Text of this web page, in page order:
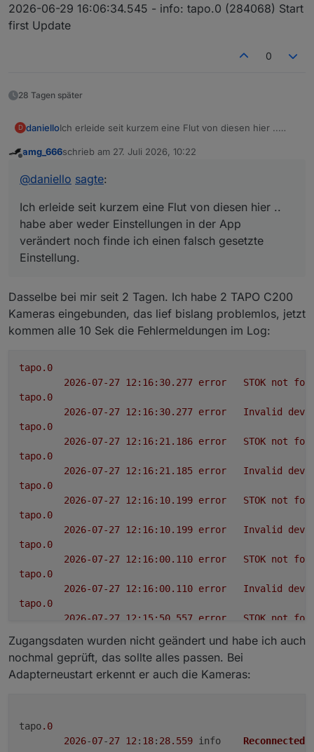
2026-06-29 16:06:34.545 - info: tapo.0 (284068) Start
first Update
0
28 Tagen später
D danielloIch erleide seit kurzem eine Flut von diesen hier ..
noch finde ich einen falsch gesetzte Einstellung.
tapo.0
tapo.0
Offline
amg_666schrieb am 27. Juli 2026, 10:22
zuletzt editiert von
@daniello sagte:
Ich erleide seit kurzem eine Flut von diesen hier ..
habe aber weder Einstellungen in der App
verändert noch finde ich einen falsch gesetzte
Einstellung.
Dasselbe bei mir seit 2 Tagen. Ich habe 2 TAPO C200
Kameras eingebunden, das lief bislang problemlos, jetzt
kommen alle 10 Sek die Fehlermeldungen im Log:
tapo.0
error STOK not
tapo.0
error Invalid
tapo.0
error STOK not
tapo.0
error Invalid
tapo.0
error STOK not
tapo.0
error Invalid
tapo.0
error STOK not
tapo.0
error Invalid
tapo.0
error STOK not
2026-07-27 12:15:50.557 error Invalid
tapo.0
2026-07-27 12:15:40.683 error STOK
Zugangsdaten wurden nicht geändert und habe ich auch
nochmal geprüft, das sollte alles passen. Bei
Adapterneustart erkennt er auch die Kameras:
tapo.0
2026-07-27 12 : 18: 28.559 Reconnected